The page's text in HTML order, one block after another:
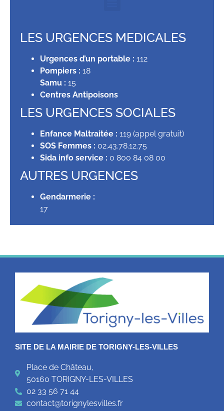
LES URGENCES MEDICALES
Urgences d’un portable : 112
Pompiers : 18
Samu : 15
Centres Antipoisons
LES URGENCES SOCIALES
Enfance Maltraitée : 119 (appel gratuit)
SOS Femmes : 02.43.78.12.75
Sida info service : 0 800 84 08 00
AUTRES URGENCES
Gendarmerie :
17
SITE DE LA MAIRIE DE TORIGNY-LES-VILLES
Place de Château,
50160 TORIGNY-LES-VILLES
02 33 56 71 44
contact@torignylesvilles.fr